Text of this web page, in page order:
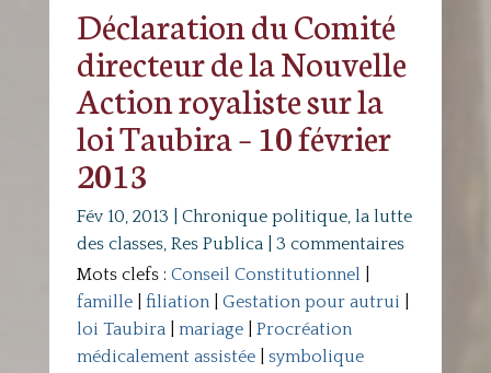
Déclaration du Comité
directeur de la Nouvelle
Action royaliste sur la
loi Taubira – 10 février
2013
Fév 10, 2013 Chronique politique, la lutte
des classes, Res Publica| 3 commentaires
Mots clefs : Conseil Constitutionnel
famille| filiation| Gestation pour autrui
loi Taubira| mariage| Procréation
médicalement assistée| symbolique